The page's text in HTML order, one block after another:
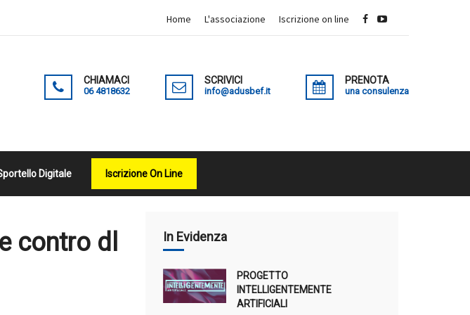
Home L'associazione Iscrizione on line
CHIAMACI
06 4818632
SCRIVICI
info@adusbef.it
PRENOTA
una consulenza
Digitale Iscrizione On Line
X
contro dl
In Evidenza
PROGETTO
INTELLIGENTEMENTE
ARTIFICIALI